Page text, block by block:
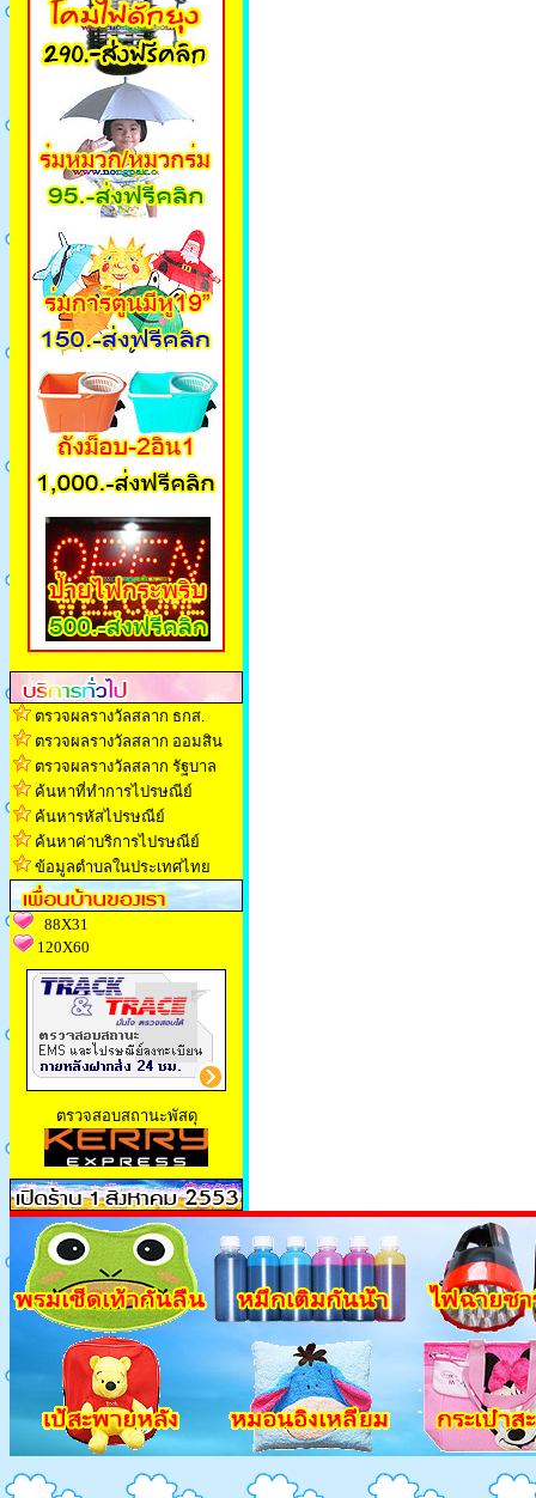
ตรวจผลรางวัลสลาก ธกส.
ตรวจผลรางวัลสลาก ออมสิน
ตรวจผลรางวัลสลาก รัฐบาล
ค้นหาที่ทำการไปรษณีย์
ค้นหารหัสไปรษณีย์
ค้นหาค่าบริการไปรษณีย์
ข้อมูลตำบลในประเทศไทย
88X31
120X60
ตรวจสอบสถานะพัสดุ